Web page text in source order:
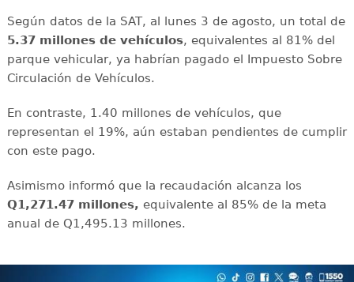
Según datos de la SAT, al lunes 3 de agosto, un total de
5.37 millones de vehículos, equivalentes al 81% del
parque vehicular, ya habrían pagado el Impuesto Sobre
Circulación de Vehículos.
En contraste, 1.40 millones de vehículos, que
representan el 19%, aún estaban pendientes de cumplir
con este pago.
Asimismo informó que la recaudación alcanza los
Q1,271.47 millones, equivalente al 85% de la meta
anual de Q1,495.13 millones.